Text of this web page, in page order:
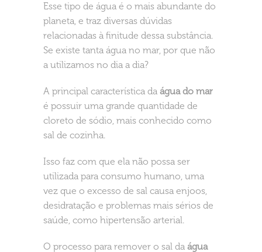
Esse tipo de água é o mais abundante do
planeta, e traz diversas dúvidas
relacionadas à finitude dessa substância.
Se existe tanta água no mar, por que não
a utilizamos no dia a dia?
A principal característica da água do mar
é possuir uma grande quantidade de
cloreto de sódio, mais conhecido como
sal de cozinha.
Isso faz com que ela não possa ser
utilizada para consumo humano, uma
vez que o excesso de sal causa enjoos,
desidratação e problemas mais sérios de
saúde, como hipertensão arterial.
O processo para remover o sal da água